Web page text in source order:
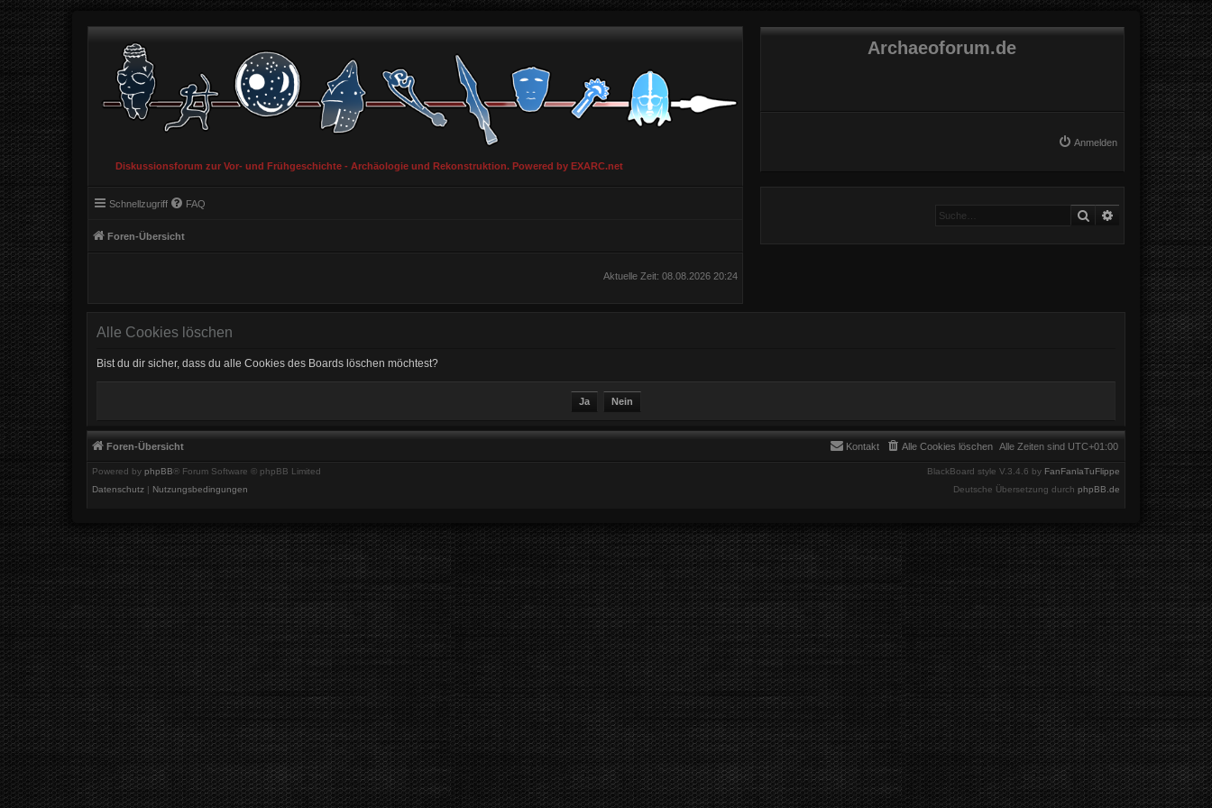
Diskussionsforum zur Vor- und Frühgeschichte - Archäologie und Rekonstruktion. Powered by EXARC.net
Archaeoforum.de
Anmelden
Schnellzugriff FAQ
Foren-Übersicht
Suche Erweiterte Suche
Aktuelle Zeit: 08.08.2026 20:24
Alle Cookies löschen
Bist du dir sicher, dass du alle Cookies des Boards löschen möchtest?
Foren-Übersicht Alle Zeiten sind UTC+01:00
Alle Cookies löschen
Kontakt
Powered by phpBB® Forum Software © phpBB Limited BlackBoard style V.3.4.6 by FanFanlaTuFlippe
Deutsche Übersetzung durch phpBB.de
Datenschutz Nutzungsbedingungen